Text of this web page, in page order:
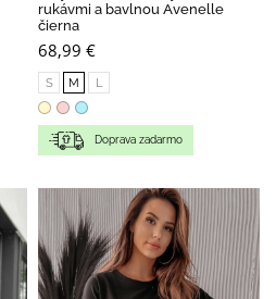
rukávmi a bavlnou Avenelle
čierna
68,99 €
S M L
Doprava zadarmo